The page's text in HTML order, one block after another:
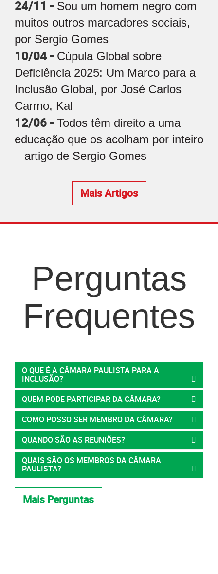
24/11 - Sou um homem negro com
muitos outros marcadores sociais,
por Sergio Gomes
10/04 - Cúpula Global sobre
Deficiência 2025: Um Marco para a
Inclusão Global, por José Carlos
Carmo, Kal
12/06 - Todos têm direito a uma
educação que os acolham por inteiro
– artigo de Sergio Gomes
Mais Artigos
Perguntas
Frequentes
O QUE É A CÂMARA PAULISTA PARA A
INCLUSÃO?
QUEM PODE PARTICIPAR DA CÂMARA?
COMO POSSO SER MEMBRO DA CÂMARA?
QUANDO SÃO AS REUNIÕES?
QUAIS SÃO OS MEMBROS DA CÂMARA
PAULISTA?
Mais Perguntas